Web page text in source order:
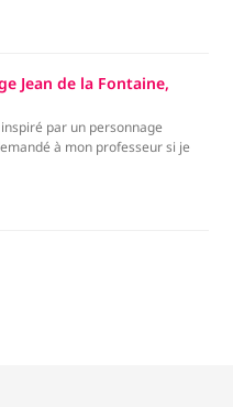
Jean de la Fontaine,
inspiré par un personnage
à mon professeur si je